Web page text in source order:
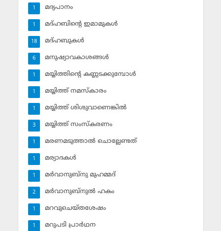
മദ്യപാനം
1
മദ്ഹബിന്റെ ഇമാമുകള്‍
1
മദ്ഹബുകള്‍
18
മനുഷ്യാവകാശങ്ങള്‍
6
മയ്യിത്തിന്റെ കണ്ണടക്കുമ്പോള്‍
1
മയ്യിത്ത് നമസ്‌കാരം
1
മയ്യിത്ത് ശിശുവാണെങ്കില്‍
1
മയ്യിത്ത് സംസ്‌കരണം
3
മരണമടുത്താല്‍ ചൊല്ലേണ്ടത്
1
മര്യാദകള്‍
1
മര്‍വാനുബ്‌നു മുഹമ്മദ്
1
മര്‍വാനുബ്‌നുല്‍ ഹകം
2
മറവുചെയ്തശേഷം
1
മറുപടി പ്രാര്‍ഥന
1